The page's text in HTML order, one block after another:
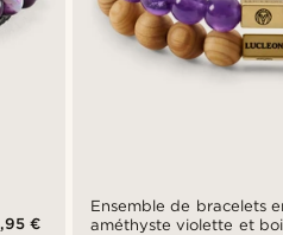
€
Ensemble de bracelets
améthyste violette et